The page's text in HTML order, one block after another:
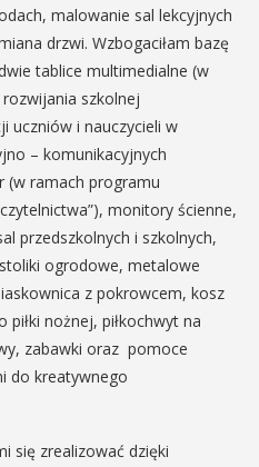
malowanie sal lekcyjnych
drzwi. Wzbogaciłam bazę
tablice multimedialne (w
szkolnej
uczniów i nauczycieli w
– komunikacyjnych
(w ramach programu
monitory ścienne,
przedszkolnych i szkolnych,
stoliki ogrodowe, metalowe
z pokrowcem, kosz
nożnej, piłkochwyt na
zabawki oraz pomoce
do kreatywnego
się zrealizować dzięki